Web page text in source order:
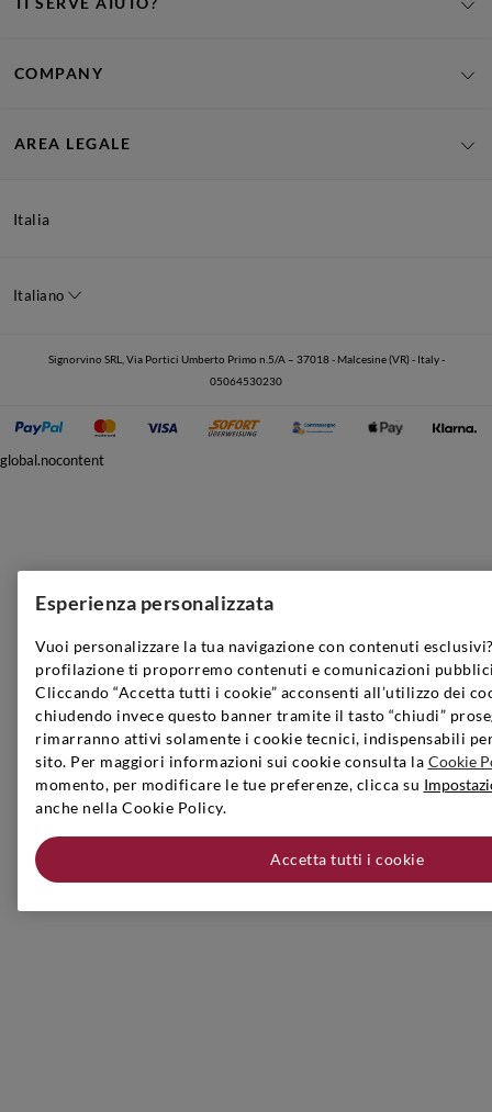
COMPANY
AREA LEGALE
Italia
Italiano
Signorvino SRL, Via Portici Umberto Primo n.5/A – 37018 - Malcesine (VR) - Italy -
05064530230
Esperienza personalizzata
Vuoi personalizzare la tua navigazione con contenuti
profilazione ti proporremo contenuti e comunicazioni
Cliccando “Accetta tutti i cookie” acconsenti all’utilizzo dei
chiudendo invece questo banner tramite il tasto “chiudi”
rimarranno attivi solamente i cookie tecnici, indispensabili
sito. Per maggiori informazioni sui cookie consulta la Cookie
momento, per modificare le tue preferenze, clicca su
anche nella Cookie Policy.
Accetta tutti i cookie
global.nocontent